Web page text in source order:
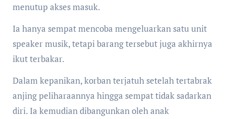
menutup akses masuk.
Ia hanya sempat mencoba mengeluarkan satu unit
speaker musik, tetapi barang tersebut juga akhirnya
ikut terbakar.
Dalam kepanikan, korban terjatuh setelah tertabrak
anjing peliharaannya hingga sempat tidak sadarkan
diri. Ia kemudian dibangunkan oleh anak